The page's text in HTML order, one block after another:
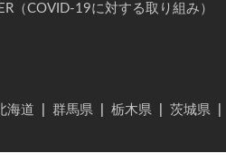
（COVID-19に対する取り組み）
海道 群馬県 栃木県 茨城県